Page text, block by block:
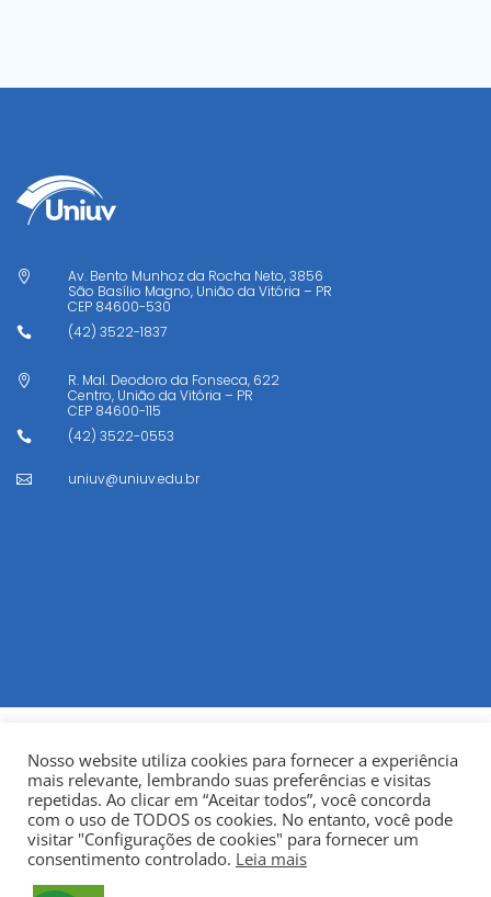

Av. Bento Munhoz da Rocha Neto, 3856
São Basílio Magno, União da Vitória – PR
CEP 84600-530
 (42) 3522-1837

R. Mal. Deodoro da Fonseca, 622
Centro, União da Vitória – PR
CEP 84600-115
 (42) 3522-0553
 uniuv@uniuv.edu.br
© Copyright 2022Fundação Municipal Centro Universitário
da Cidade de União da Vitória – UNIUV
Nosso website utiliza cookies para fornecer a experiência
mais relevante, lembrando suas preferências e visitas
repetidas. Ao clicar em “Aceitar todos”, você concorda
com o uso de TODOS os cookies. No entanto, você pode
visitar "Configurações de cookies" para fornecer um
consentimento controlado. Leia mais